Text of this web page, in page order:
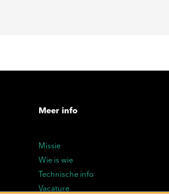
Meer info
Missie
Wie is wie
Technische info
Vacature